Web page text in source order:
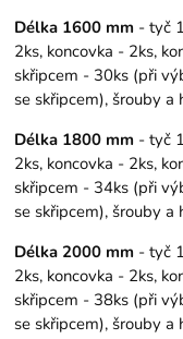
Délka 1600 mm - tyč
2ks, koncovka - 2ks,
skřipcem - 30ks (při
se skřipcem), šrouby
Délka 1800 mm - tyč
2ks, koncovka - 2ks,
skřipcem - 34ks (při
se skřipcem), šrouby
Délka 2000 mm - tyč
2ks, koncovka - 2ks,
skřipcem - 38ks (při
se skřipcem), šrouby